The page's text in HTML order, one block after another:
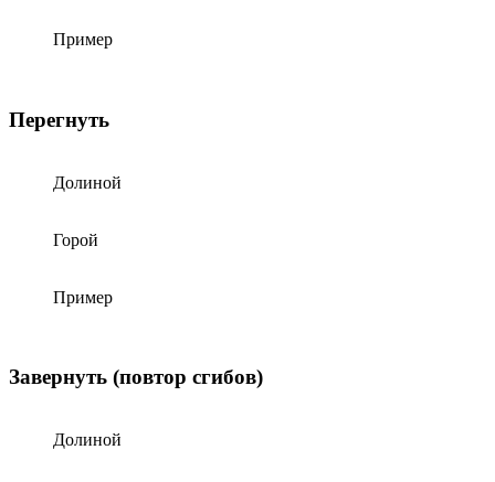
Пример
Перегнуть
Долиной
Горой
Пример
Завернуть (повтор сгибов)
Долиной